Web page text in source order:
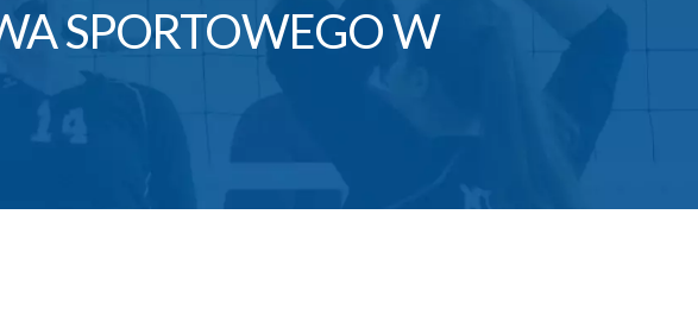
SPORTOWEGO W